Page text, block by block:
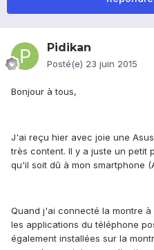
Pidikan
Posté(e) 23 juin 2015
Bonjour à tous,
J'ai reçu hier avec joie une
très content. Il y a juste un petit
qu'il soit dû à mon smartphone
Quand j'ai connecté la montre
les applications du téléphone
également installées sur la